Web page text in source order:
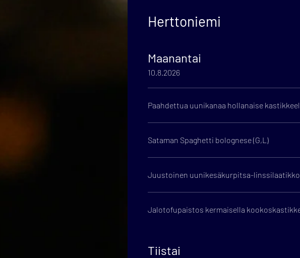
Herttoniemi
Maanantai
10.8.2026
Paahdettua uunikanaa hollanaise
Sataman Spaghetti bolognese (G,L)
Juustoinen uunikesäkurpitsa-linssilaatikko
Jalotofupaistos kermaisella
Tiistai